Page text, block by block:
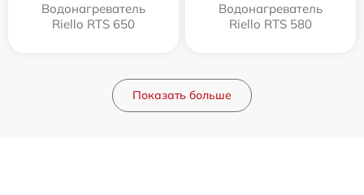
Водонагреватель
Riello RTS 650
Водонагреватель
Riello RTS 580
Показать больше